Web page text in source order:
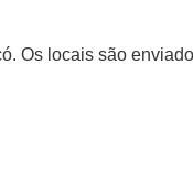
Os locais são